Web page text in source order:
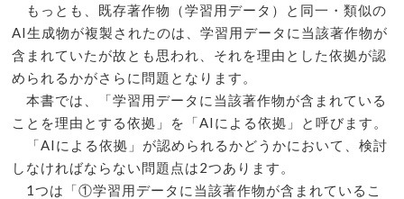
もっとも、既存著作物（学習用データ）と同一・類似の
AI生成物が複製されたのは、学習用データに当該著作物が
含まれていたが故とも思われ、それを理由とした依拠が認
められるかがさらに問題となります。
本書では、「学習用データに当該著作物が含まれている
ことを理由とする依拠」を「AIによる依拠」と呼びます。
「AIによる依拠」が認められるかどうかにおいて、検討
しなければならない問題点は2つあります。
1つは「①学習用データに当該著作物が含まれているこ